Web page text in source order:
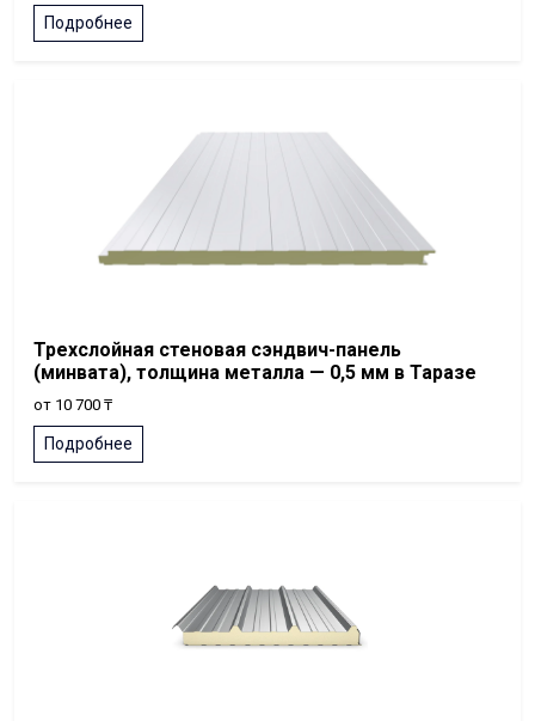
Подробнее
Трехслойная стеновая сэндвич-панель
(минвата), толщина металла — 0,5 мм в Таразе
от 10 700 ₸
Подробнее